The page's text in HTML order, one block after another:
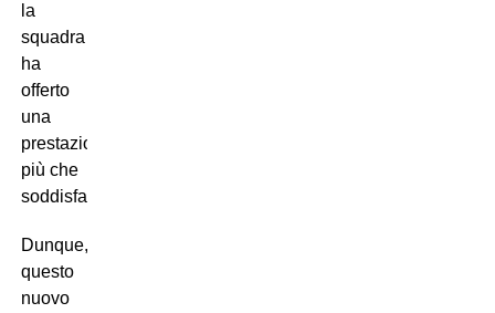
la
squadra
ha
offerto
una
prestazione
più che
soddisfacente.
Dunque,
questo
nuovo